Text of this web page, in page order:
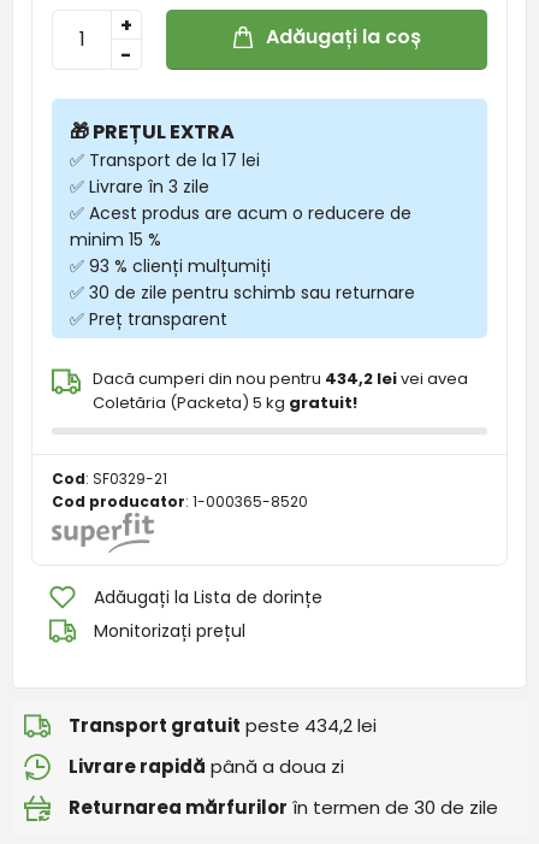
-
+ Adăugați la coș
🎁 PREȚUL EXTRA
✅ Transport de la 17 lei
✅ Livrare în 3 zile
✅ Acest produs are acum o reducere de
minim 15 %
✅ 93 % clienți mulțumiți
✅ 30 de zile pentru schimb sau returnare
✅ Preț transparent
Dacă cumperi din nou pentru 434,2 leivei avea
Coletăria (Packeta) 5 kg gratuit!
Cod: SF0329-21
Cod producator: 1-000365-8520
Adăugați la Lista de dorințe
Monitorizați prețul
Transport gratuit peste 434,2 lei
Livrare rapidă până a doua zi
Returnarea mărfurilor în termen de 30 de zile